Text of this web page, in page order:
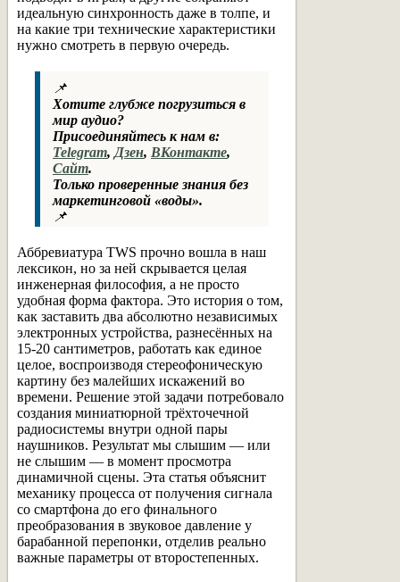
идеальную синхронность даже в толпе, и
на какие три технические характеристики
нужно смотреть в первую очередь.
📌
Хотите глубже погрузиться в
мир аудио?
Присоединяйтесь к нам в:
Telegram, Дзен, ВКонтакте,
Сайт.
Только проверенные знания без
маркетинговой «воды».
📌
Аббревиатура TWS прочно вошла в наш
лексикон, но за ней скрывается целая
инженерная философия, а не просто
удобная форма фактора. Это история о том,
как заставить два абсолютно независимых
электронных устройства, разнесённых на
15-20 сантиметров, работать как единое
целое, воспроизводя стереофоническую
картину без малейших искажений во
времени. Решение этой задачи потребовало
создания миниатюрной трёхточечной
радиосистемы внутри одной пары
наушников. Результат мы слышим — или
не слышим — в момент просмотра
динамичной сцены. Эта статья объяснит
механику процесса от получения сигнала
со смартфона до его финального
преобразования в звуковое давление у
барабанной перепонки, отделив реально
важные параметры от второстепенных.